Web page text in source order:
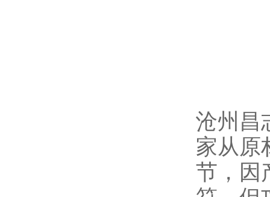
沧州昌
家从原
节，因